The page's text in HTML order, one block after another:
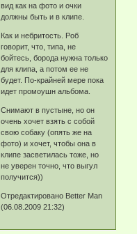
вид как на фото и очки
должны быть и в клипе.
Как и небритость. Роб
говорит, что, типа, не
бойтесь, борода нужна только
для клипа, а потом ее не
будет. По-крайней мере пока
идет промоушн альбома.
Снимают в пустыне, но он
очень хочет взять с собой
свою собаку (опять же на
фото) и хочет, чтобы она в
клипе засветилась тоже, но
не уверен точно, что выгул
получится))
Отредактировано Better Man
(06.08.2009 21:32)